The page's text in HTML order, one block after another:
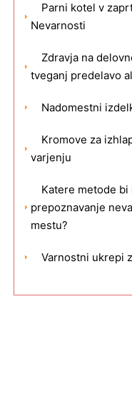
Parni kotel v
Nevarnosti
Zdravja na
tveganj predelavo
Nadomestni
Kromove za
varjenju
Katere metode
prepoznavanje
mestu?
Varnostni ukrepi